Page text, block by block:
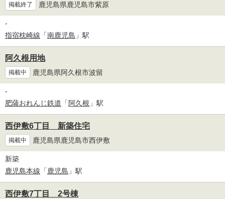
掲載終了 鹿児島県鹿児島市紫原
-
指宿枕崎線 「南鹿児島 」駅
阿久根用地
掲載中 鹿児島県阿久根市波留
-
肥薩おれんじ鉄道 「 阿久根 」駅
西伊敷6丁目 新築住宅
掲載中 鹿児島県鹿児島市西伊敷
新築
鹿児島本線 「鹿児島 」駅
西伊敷7丁目 2号棟